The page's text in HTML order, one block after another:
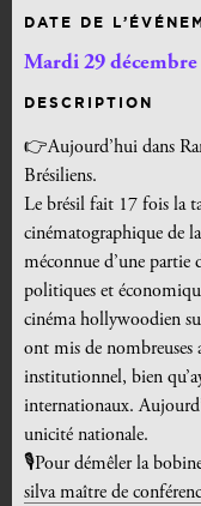
DATE DE
Mardi 29 décembre
DESCRIPTION
👉Aujourd’hui dans
Brésiliens.
Le brésil fait 17 fois la
cinématographique de
méconnue d’une partie
politiques et
cinéma hollywoodien
ont mis de nombreuses
institutionnel, bien
internationaux.
unicité nationale.
🎙️Pour démêler la
silva maître de